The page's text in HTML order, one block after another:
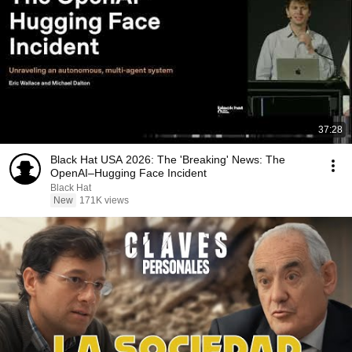
37:28
Black Hat USA 2026: The 'Breaking' News: The
OpenAI–Hugging Face Incident
Black Hat
New
171K views